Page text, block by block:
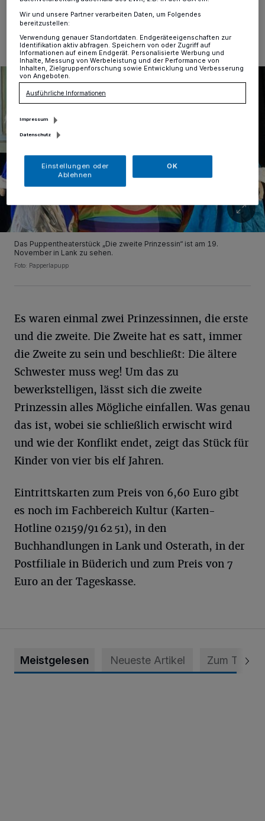
16.11.2023 , 10:00 Uhr Eine Minute Lesezeit
Das Puppentheaterstück „Die zweite Prinzessin“ ist am 19.
November in Lank zu sehen.
Foto: Papperlapupp
Es waren einmal zwei Prinzessinnen, die erste
und die zweite. Die Zweite hat es satt, immer
die Zweite zu sein und beschließt: Die ältere
Schwester muss weg! Um das zu
bewerkstelligen, lässt sich die zweite
Prinzessin alles Mögliche einfallen. Was genau
das ist, wobei sie schließlich erwischt wird
und wie der Konflikt endet, zeigt das Stück für
Kinder von vier bis elf Jahren.
Eintrittskarten zum Preis von 6,60 Euro gibt
es noch im Fachbereich Kultur (Karten-
Hotline 02159/91 62 51), in den
Buchhandlungen in Lank und Osterath, in der
Postfiliale in Büderich und zum Preis von 7
Euro an der Tageskasse.
Meistgelesen Neueste Artikel Zum Thema
Wir und unsere Partner verarbeiten Daten, um Folgendes
bereitzustellen:
Verwendung genauer Standortdaten. Endgeräteeigenschaften zur
Identifikation aktiv abfragen. Speichern von oder Zugriff auf
Informationen auf einem Endgerät. Personalisierte Werbung und
Inhalte, Messung von Werbeleistung und der Performance von
Inhalten, Zielgruppenforschung sowie Entwicklung und Verbesserung
von Angeboten.
Ausführliche Informationen
Impressum
Datenschutz
Einstellungen oder
Ablehnen
OK